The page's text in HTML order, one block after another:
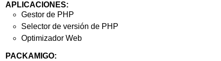
APLICACIONES:
Gestor de PHP
Selector de versión de PHP
Optimizador Web
PACKAMIGO: